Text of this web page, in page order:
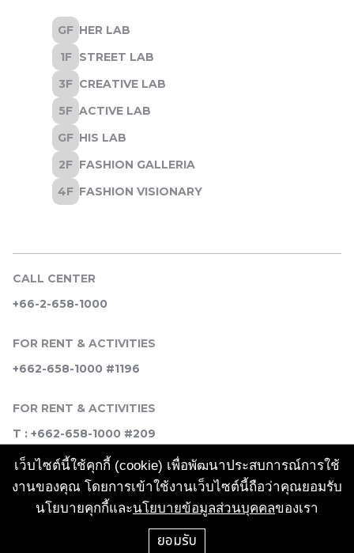
เว็บไซต์นี้ใช้คุกกี้ (cookie) เพื่อพัฒนาประสบการณ์การใช้
งานของคุณ โดยการเข้าใช้งานเว็บไซต์นี้ถือว่าคุณยอมรับ
นโยบายคุกกี้และนโยบายข้อมูลส่วนบุคคลของเรา
ยอมรับ
CALL CENTER
+66-2-658-1000
FOR RENT & ACTIVITIES
+662-658-1000 #1196
FOR RENT & ACTIVITIES
T : +662-658-1000 #209
SOCIAL MEDIA